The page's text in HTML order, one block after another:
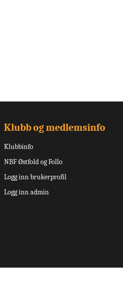
Klubb og medlemsinfo
Klubbinfo
NBF Østfold og Follo
Logg inn brukerprofil
Logg inn admin